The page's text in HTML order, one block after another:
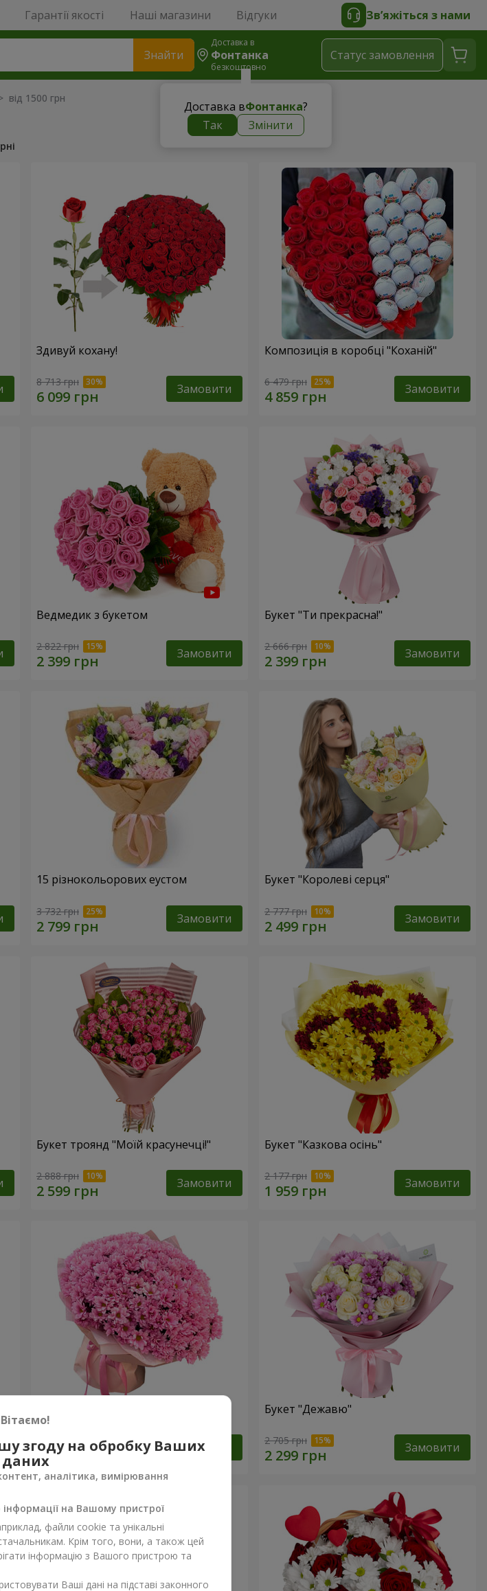
Гарантії якості Наші магазини Відгуки Зв’яжіться з нами
Знайти
Доставка в
Фонтанка
безкоштовно
Доставка вФонтанка?
Так
Змінити
Статус замовлення
від 1500 грн
Здивуй кохану!
8 713 грн Замовити
Композиція в коробці "Коханій"
6 479 грн Замовити
Ведмедик з букетом
2 822 грн Замовити
Букет "Ти прекрасна!"
2 666 грн Замовити
15 різнокольорових еустом
3 732 грн Замовити
Букет "Королеві серця"
2 777 грн Замовити
Букет троянд "Моїй красунечці!"
2 888 грн Замовити
Букет "Казкова осінь"
2 177 грн Замовити
5 499 грн Замовити
Букет "Дежавю"
2 705 грн Замовити
Вітаємо!
згоду на обробку Ваших
даних
аналітика, вимірювання
на Вашому пристрої
файли cookie та унікальні
Крім того, вони, а також цей
інформацію з Вашого пристрою та
Ваші дані на підставі законного